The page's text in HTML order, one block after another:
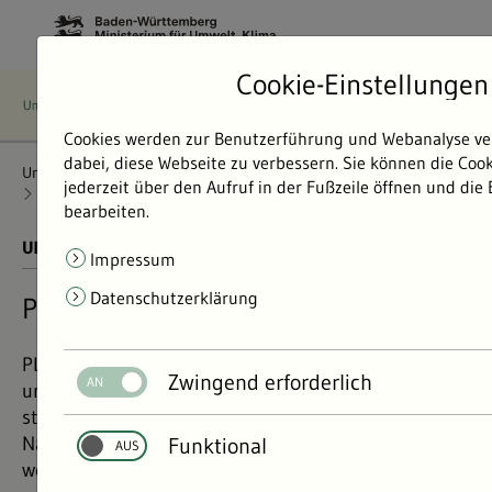
Umweltdaten
Bericht: Umweltdaten 2024
Natur und Landschaft
Flächenschutz Plenum
UMWELTDATEN BERICHT 2024
PLENUM – Schützen durch Nützen
PLENUM steht für „Projekt des Landes zur Erhaltung
und Entwicklung von Natur und Umwelt“. Dahinter
steht die Idee, Regionen zu stärken, indem
Naturschutz und Wirtschaft zusammen gedacht
werden.
Cookie-Einstellungen
Cookies werden zur Benutzerführung und Webanalyse
dabei, diese Webseite zu verbessern. Sie können die
jederzeit über den Aufruf in der Fußzeile öffnen und die
bearbeiten.
Impressum
Datenschutzerklärung
Zwingend erforderlich
Funktional